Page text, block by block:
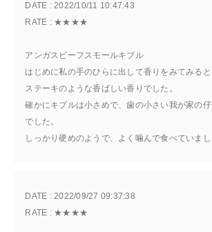
アンガスビーフスモールキブル
DATE : 2022/10/11 10:47:43
RATE : ★★★★
はじめに私の手のひらに出して香りをみてみる
ステーキのような香ばしい香りでした。
確かにキブルは小さめで、歯の小さい我が家の
でした。
しっかり硬めのようで、よく噛んで食べていまし
DATE : 2022/09/27 09:37:38
RATE : ★★★★